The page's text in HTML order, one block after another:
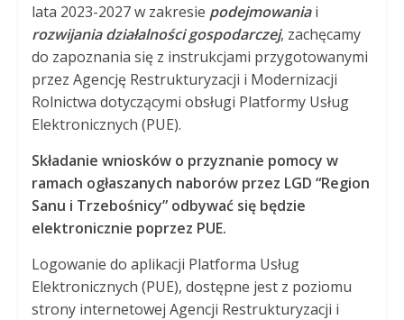
lata 2023-2027 w zakresie podejmowaniai
rozwijania działalności gospodarczej, zachęcamy
do zapoznania się z instrukcjami przygotowanymi
przez Agencję Restrukturyzacji i Modernizacji
Rolnictwa dotyczącymi obsługi Platformy Usług
Elektronicznych (PUE).
Składanie wniosków o przyznanie pomocy w
ramach ogłaszanych naborów przez LGD “Region
Sanu i Trzebośnicy” odbywać się będzie
elektronicznie poprzez PUE.
Logowanie do aplikacji Platforma Usług
Elektronicznych (PUE), dostępne jest z poziomu
strony internetowej Agencji Restrukturyzacji i